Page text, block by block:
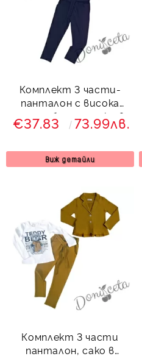
Комплект 3 части-
панталон с висока
талия,блуза и сако в
тъмносиньо
€37.83 73.99лв.
Виж детайли
Комплект 3 части
панталон, сако в